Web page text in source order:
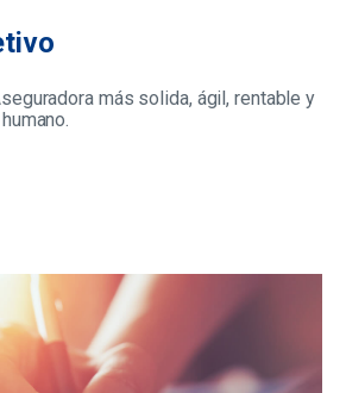
más solida, ágil, rentable y